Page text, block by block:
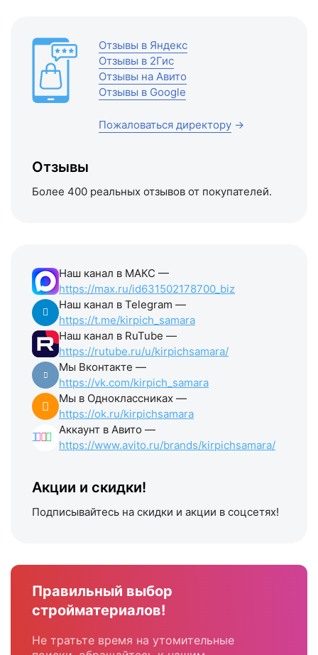
Отзывы в Яндекс
Отзывы в 2Гис
Отзывы на Авито
Отзывы в Google
Пожаловаться директору →
Отзывы
Более 400 реальных отзывов от покупателей.
Наш канал в МАКС —
https://max.ru/id631502178700_biz
Наш канал в Telegram —
https://t.me/kirpich_samara
Наш канал в RuTube —
https://rutube.ru/u/kirpichsamara/
Мы Вконтакте —
https://vk.com/kirpich_samara
Мы в Одноклассниках —
https://ok.ru/kirpichsamara
Аккаунт в Авито —
https://www.avito.ru/brands/kirpichsamara/
Акции и скидки!
Подписывайтесь на скидки и акции в соцсетях!
Правильный выбор
стройматериалов!
Не тратьте время на утомительные